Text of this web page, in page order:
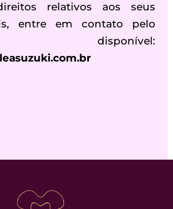
relativos aos seus
entre em contato pelo